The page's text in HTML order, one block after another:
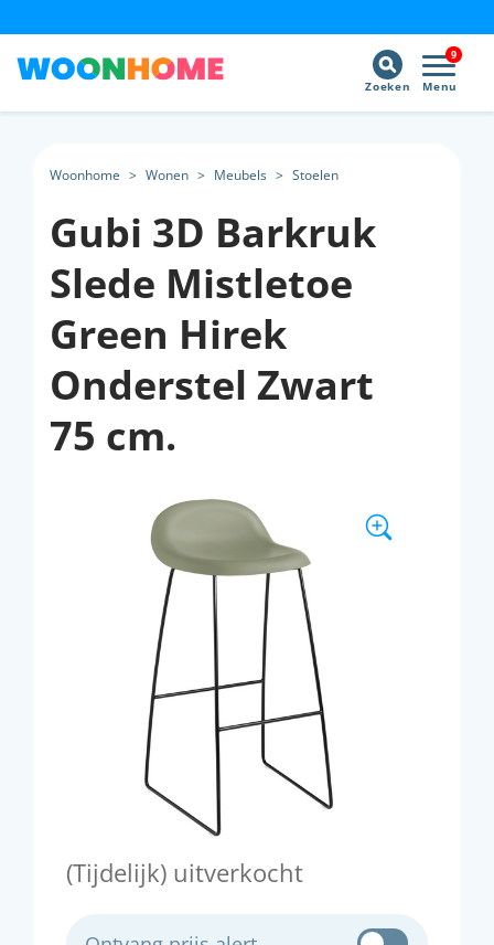
9
Menu
Zoeken
Woonhome > Wonen > Meubels > Stoelen
Gubi 3D Barkruk
Slede Mistletoe
Green Hirek
Onderstel Zwart
75 cm.
(Tijdelijk) uitverkocht